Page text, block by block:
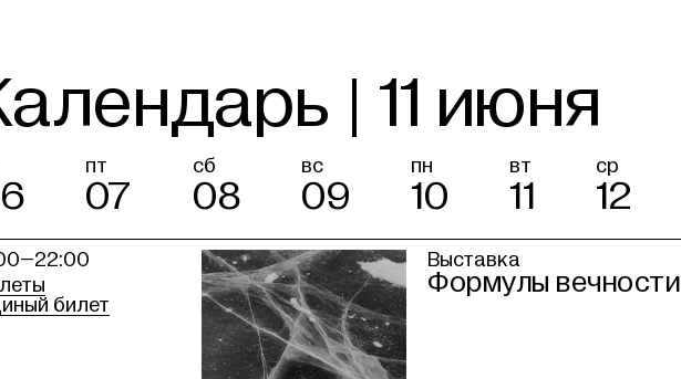
| 11 июня
пт
07
сб
08
вс
09
пн
10
вт
11
ср
12
Выставка
Формулы вечности
билет